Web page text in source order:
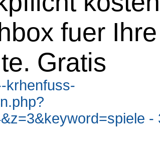
fuer Ihre
Gratis
krhenfuss-
-